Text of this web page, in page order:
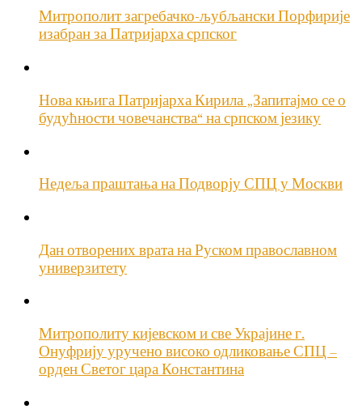
Митрополит загребачко-љубљански Порфирије
изабран за Патријарха српског
Нова књига Патријарха Кирила „Запитајмо се о
будућности човечанства“ на српском језику
Недеља праштања на Подворју СПЦ у Москви
Дан отворених врата на Руском православном
универзитету
Митрополиту кијевском и све Украјине г.
Онуфрију уручено високо одликовање СПЦ –
орден Светог цара Константина